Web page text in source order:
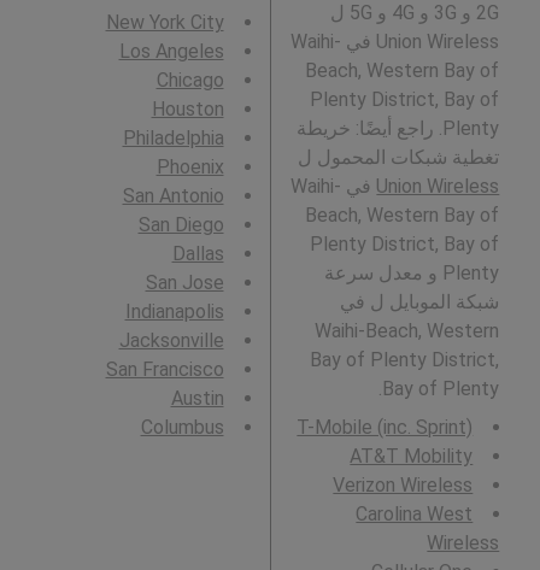
2G و 3G و 4G و 5G ل
Union Wireless في Waihi-
Beach, Western Bay of
Plenty District, Bay of
Plenty. راجع أيضًا: خريطة
تغطية شبكات المحمول ل
Union Wireless
في Waihi-
Beach, Western Bay of
Plenty District, Bay of
Plenty و معدل سرعة
شبكة الموبايل ل في
Waihi-Beach, Western
Bay of Plenty District,
Bay of Plenty.
T-Mobile (inc. Sprint)
AT&T Mobility
Verizon Wireless
Carolina West
Wireless
New York City
Los Angeles
Chicago
Houston
Philadelphia
Phoenix
San Antonio
San Diego
Dallas
San Jose
Indianapolis
Jacksonville
San Francisco
Austin
Columbus